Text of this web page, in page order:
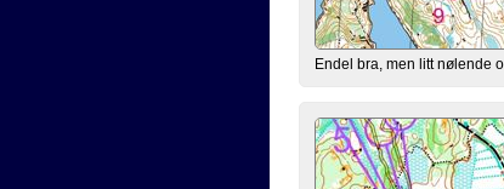
Endel bra, men litt nølende